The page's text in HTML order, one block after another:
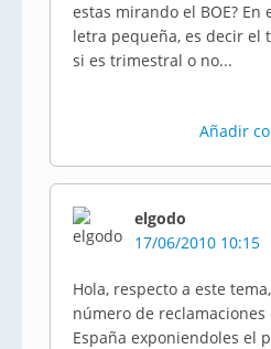
estas mirando el BOE? En
letra pequeña, es decir el
si es trimestral o no...
Añadir
elgodo
17/06/2010 10:15
Hola, respecto a este
número de reclamaciones
España exponiendoles el